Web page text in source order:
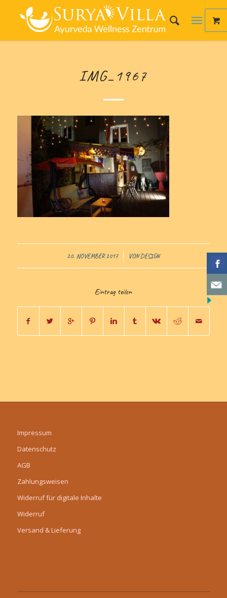
IMG_1967
20. NOVEMBER 2017
/ VONDESIGN
Eintrag teilen
Impressum
Datenschutz
AGB
Zahlungsweisen
Widerruf für digitale Inhalte
Widerruf
Versand & Lieferung